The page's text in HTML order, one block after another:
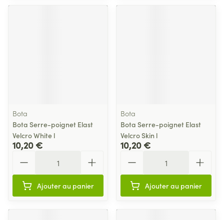
Bota
Bota Serre-poignet Elast
Velcro White l
10,20 €
Ajouter au panier
Bota
Bota Serre-poignet Elast
Velcro Skin l
10,20 €
Ajouter au panier